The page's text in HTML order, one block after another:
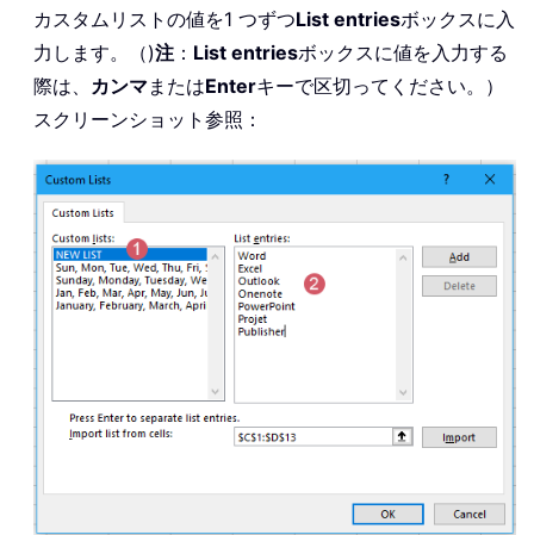
カスタムリストの値を1 つずつList entriesボックスに入
力します。（)注 ： List entriesボックスに値を入力する
際は、 カンマ またはEnterキーで区切ってください。）
スクリーンショット参照：